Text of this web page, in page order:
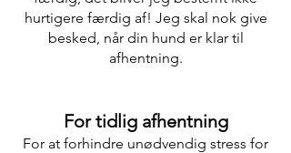
hurtigere færdig af! Jeg skal nok give
besked, når din hund er klar til
afhentning.
For tidlig afhentning
For at forhindre unødvendig stress for